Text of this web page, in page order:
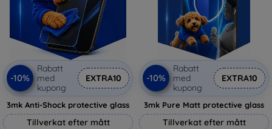
-10%
Rabatt
med
kupong
EXTRA10
3mk Anti-Shock protective glass
Tillverkat efter mått
-10%
Rabatt
med
kupong
EXTRA10
3mk Pure Matt protective glass
Tillverkat efter mått